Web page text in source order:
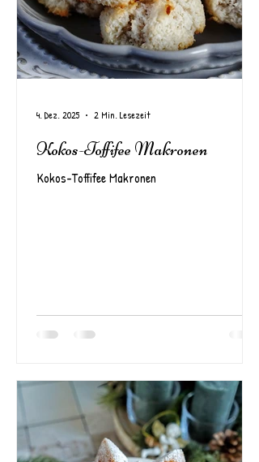
Kokos-Toffifee Makronen
Kokos-Toffifee Makronen
4. Dez. 2025 2 Min. Lesezeit